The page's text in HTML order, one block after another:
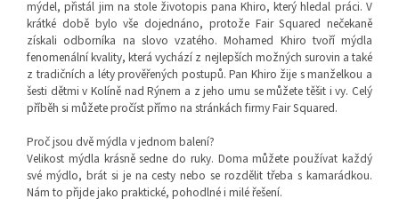
mýdel, přistál jim na stole životopis pana Khiro, který hledal práci. V
krátké době bylo vše dojednáno, protože Fair Squared nečekaně
získali odborníka na slovo vzatého. Mohamed Khiro tvoří mýdla
fenomenální kvality, která vychází z nejlepších možných surovin a také
z tradičních a léty prověřených postupů. Pan Khiro žije s manželkou a
šesti dětmi v Kolíně nad Rýnem a z jeho umu se můžete těšit i vy. Celý
příběh si můžete pročíst přímo na stránkách firmy Fair Squared.
Proč jsou dvě mýdla v jednom balení?
Velikost mýdla krásně sedne do ruky. Doma můžete používat každý
své mýdlo, brát si je na cesty nebo se rozdělit třeba s kamarádkou.
Nám to přijde jako praktické, pohodlné i milé řešení.